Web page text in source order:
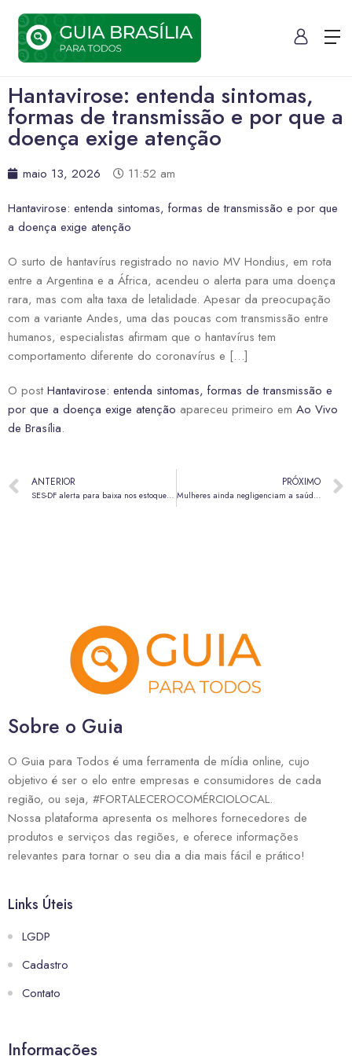
Hantavirose: entenda sintomas,
formas de transmissão e por que a
doença exige atenção
maio 13, 2026
11:52 am
Hantavirose: entenda sintomas, formas de transmissão e por que
a doença exige atenção
O surto de hantavírus registrado no navio MV Hondius, em rota
entre a Argentina e a África, acendeu o alerta para uma doença
rara, mas com alta taxa de letalidade. Apesar da preocupação
com a variante Andes, uma das poucas com transmissão entre
humanos, especialistas afirmam que o hantavírus tem
comportamento diferente do coronavírus e […]
O post Hantavirose: entenda sintomas, formas de transmissão e
por que a doença exige atenção apareceu primeiro em Ao Vivo
de Brasília.
ANTERIOR
SES-DF alerta para baixa nos estoques de leite materno e intensifica campanha de doação
PRÓXIMO
Mulheres ainda negligenciam a saúde do coração, alerta cardiologista do HBDF
Sobre o Guia
O Guia para Todos é uma ferramenta de mídia online, cujo
objetivo é ser o elo entre empresas e consumidores de cada
região, ou seja, #FORTALECEROCOMÉRCIOLOCAL.
Nossa plataforma apresenta os melhores fornecedores de
produtos e serviços das regiões, e oferece informações
relevantes para tornar o seu dia a dia mais fácil e prático!
Links Úteis
LGDP
Cadastro
Contato
Informações